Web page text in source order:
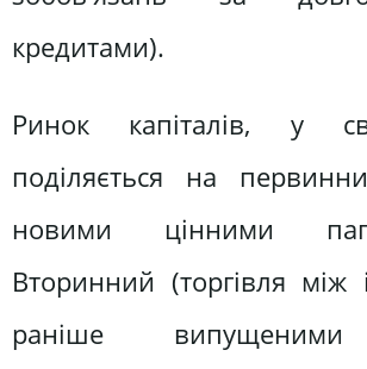
кредитами).
Ринок капіталів, у
поділяється на
новими цінними
Вторинний (торгівля між
раніше